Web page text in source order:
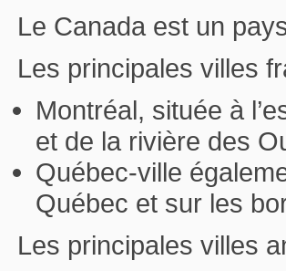
Le Canada est un
Les principales villes
Montréal, située à
et de la rivière des
Québec-ville
Québec et sur les
Les principales villes